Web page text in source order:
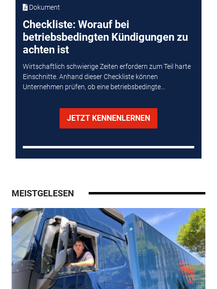
Dokument
Checkliste: Worauf bei
betriebsbedingten Kündigungen zu
achten ist
Wirtschaftlich schwierige Zeiten erfordern zum Teil harte
Einschnitte. Anhand dieser Checkliste können
Unternehmen prüfen, ob eine betriebsbedingte...
JETZT KENNENLERNEN
MEISTGELESEN